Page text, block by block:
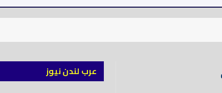
عرب لندن نيوز